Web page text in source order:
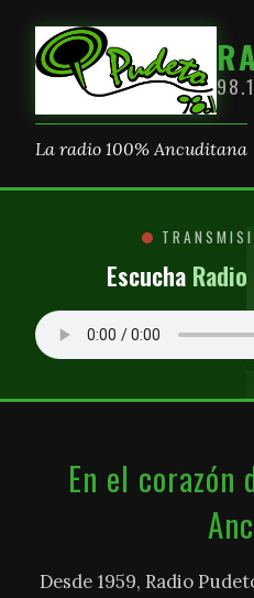
La radio 100% Ancuditana
Escucha
En el corazón
Desde 1959, Radio